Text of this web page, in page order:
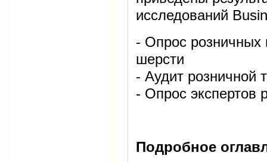
исследований
- Опрос розничных
шерсти
- Аудит розничной
- Опрос экспертов
Подробное